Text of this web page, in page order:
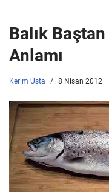
Balık
Anlamı
Kerim Usta 8 Nisan 2012